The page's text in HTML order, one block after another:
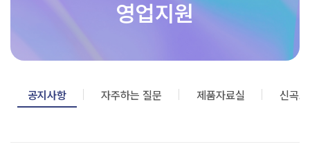
영업지원
공지사항 자주하는 질문 제품자료실 신곡